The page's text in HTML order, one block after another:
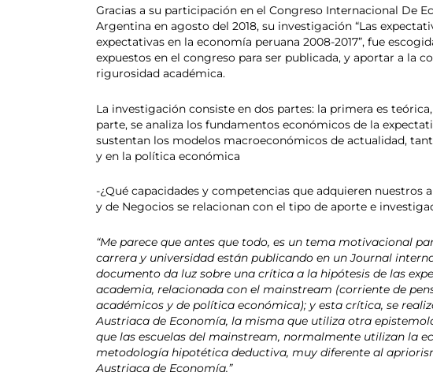
Gracias a su participación en el Congreso Internacional De
Argentina en agosto del 2018, su investigación “Las
expectativas en la economía peruana 2008-2017”, fue
expuestos en el congreso para ser publicada, y aportar a la
rigurosidad académica.
La investigación consiste en dos partes: la primera es
parte, se analiza los fundamentos económicos de la
sustentan los modelos macroeconómicos de actualidad,
y en la política económica
-¿Qué capacidades y competencias que adquieren nuestros
y de Negocios se relacionan con el tipo de aporte e
“Me parece que antes que todo, es un tema motivacional
carrera y universidad están publicando en un Journal
documento da luz sobre una crítica a la hipótesis de las
academia, relacionada con el mainstream (corriente de
académicos y de política económica); y esta crítica, se
Austriaca de Economía, la misma que utiliza otra
que las escuelas del mainstream, normalmente utilizan la
metodología hipotética deductiva, muy diferente al
Austriaca de Economía.”